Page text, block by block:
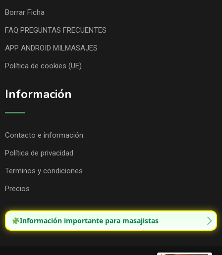
Borrar Ficha
FAQ PREGUNTAS FRECUENTES
APP ANDROID MILMASAJES
Política de cookies (UE)
Información
Contacto e información
Política de privacidad
Terminos y condiciones
Precios
Información importante para masajistas